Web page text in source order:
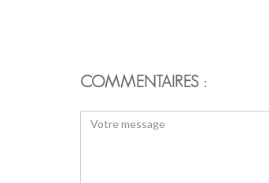
COMMENTAIRES :